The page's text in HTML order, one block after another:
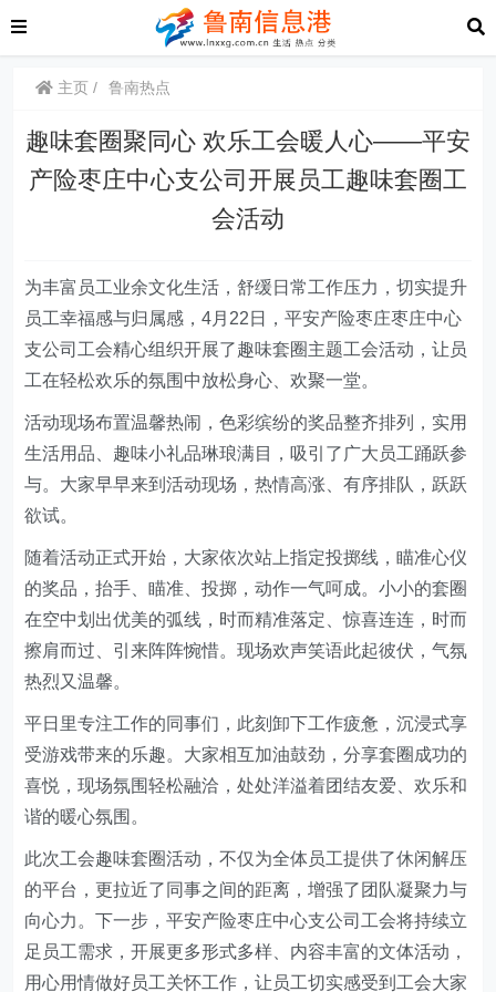
主页 鲁南热点
趣味套圈聚同心 欢乐工会暖人心——平安
产险枣庄中心支公司开展员工趣味套圈工
会活动
为丰富员工业余文化生活，舒缓日常工作压力，切实提升
员工幸福感与归属感，4月22日，平安产险枣庄枣庄中心
支公司工会精心组织开展了趣味套圈主题工会活动，让员
工在轻松欢乐的氛围中放松身心、欢聚一堂。
活动现场布置温馨热闹，色彩缤纷的奖品整齐排列，实用
生活用品、趣味小礼品琳琅满目，吸引了广大员工踊跃参
与。大家早早来到活动现场，热情高涨、有序排队，跃跃
欲试。
随着活动正式开始，大家依次站上指定投掷线，瞄准心仪
的奖品，抬手、瞄准、投掷，动作一气呵成。小小的套圈
在空中划出优美的弧线，时而精准落定、惊喜连连，时而
擦肩而过、引来阵阵惋惜。现场欢声笑语此起彼伏，气氛
热烈又温馨。
平日里专注工作的同事们，此刻卸下工作疲惫，沉浸式享
受游戏带来的乐趣。大家相互加油鼓劲，分享套圈成功的
喜悦，现场氛围轻松融洽，处处洋溢着团结友爱、欢乐和
谐的暖心氛围。
此次工会趣味套圈活动，不仅为全体员工提供了休闲解压
的平台，更拉近了同事之间的距离，增强了团队凝聚力与
向心力。下一步，平安产险枣庄中心支公司工会将持续立
足员工需求，开展更多形式多样、内容丰富的文体活动，
用心用情做好员工关怀工作，让员工切实感受到工会大家